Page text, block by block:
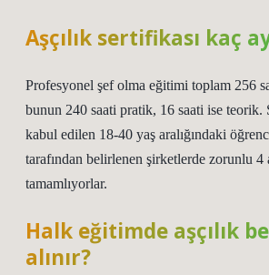
Aşçılık sertifikası kaç
Profesyonel şef olma eğitimi toplam 256
bunun 240 saati pratik, 16 saati ise teorik.
kabul edilen 18-40 yaş aralığındaki
tarafından belirlenen şirketlerde zorunlu 4
tamamlıyorlar.
Halk eğitimde aşçılık
alınır?